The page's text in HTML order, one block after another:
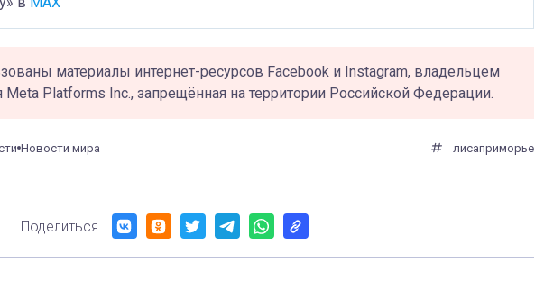
материалы интернет-ресурсов Facebook и Instagram, владельцем
Meta Platforms Inc., запрещённая на территории Российской Федерации.
Новости мира лисаприморье
Поделиться